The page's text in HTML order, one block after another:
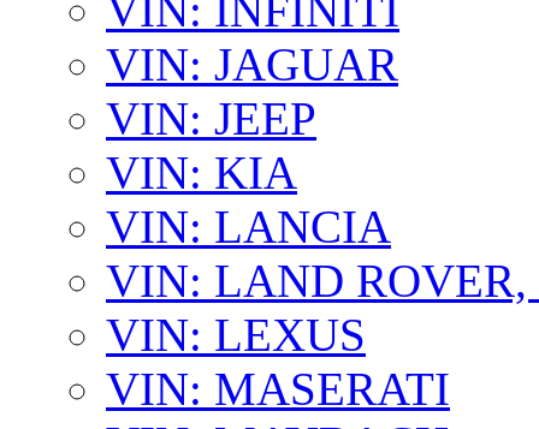
VIN: JAGUAR
VIN: JEEP
VIN: KIA
VIN: LANCIA
VIN: LAND ROVER,
VIN: LEXUS
VIN: MASERATI